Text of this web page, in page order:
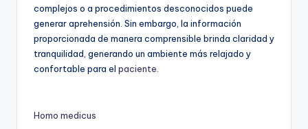
complejos o a procedimientos desconocidos puede
generar aprehensión. Sin embargo, la información
proporcionada de manera comprensible brinda claridad y
tranquilidad, generando un ambiente más relajado y
confortable para el paciente
Homo medicus